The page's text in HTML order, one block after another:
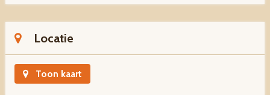
Locatie
Toon kaart